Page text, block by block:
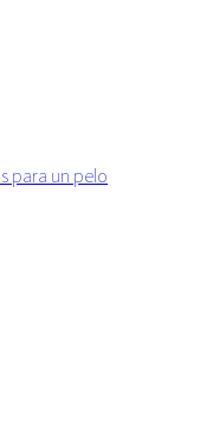
para un pelo